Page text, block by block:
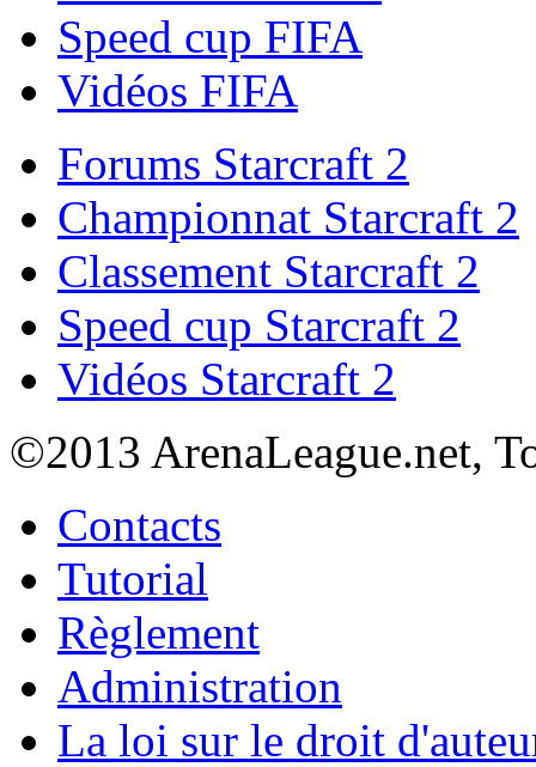
Speed cup FIFA
Vidéos FIFA
Forums Starcraft 2
Championnat Starcraft 2
Classement Starcraft 2
Speed cup Starcraft 2
Vidéos Starcraft 2
©2013 ArenaLeague.net,
Contacts
Tutorial
Règlement
Administration
La loi sur le droit